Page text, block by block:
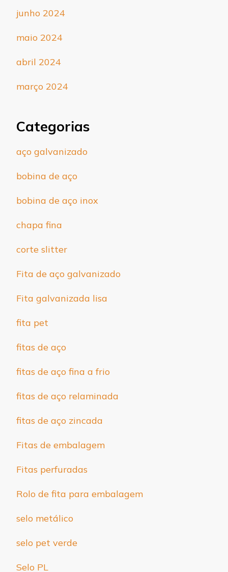
junho 2024
maio 2024
abril 2024
março 2024
Categorias
aço galvanizado
bobina de aço
bobina de aço inox
chapa fina
corte slitter
Fita de aço galvanizado
Fita galvanizada lisa
fita pet
fitas de aço
fitas de aço fina a frio
fitas de aço relaminada
fitas de aço zincada
Fitas de embalagem
Fitas perfuradas
Rolo de fita para embalagem
selo metálico
selo pet verde
Selo PL